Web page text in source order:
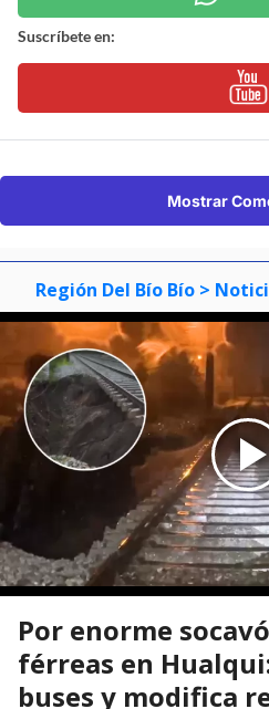
Suscríbete en:
Mostrar
Región Del Bío Bío >
Por enorme
férreas en
buses y modifica